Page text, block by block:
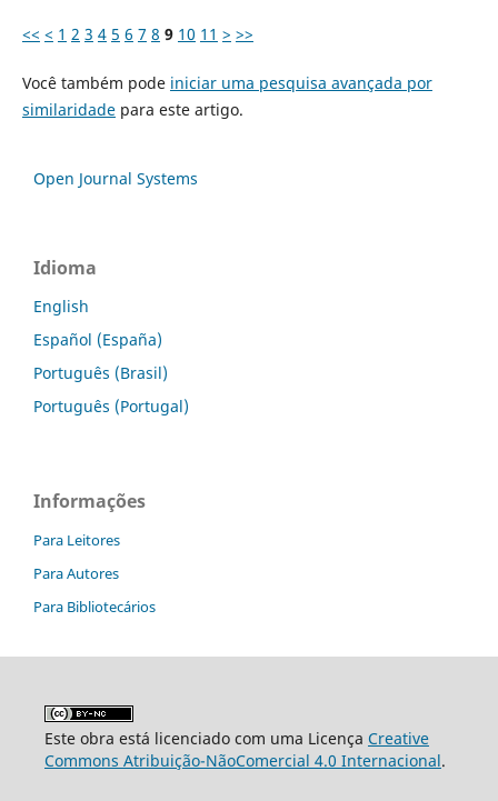
<< < 1 2 3 4 5 6 7 8 9 10 11 > >>
Você também pode iniciar uma pesquisa avançada por
similaridadepara este artigo.
Open Journal Systems
Idioma
English
Español (España)
Português (Brasil)
Português (Portugal)
Informações
Para Leitores
Para Autores
Para Bibliotecários
Este obra está licenciado com uma Licença Creative
Commons Atribuição-NãoComercial 4.0 Internacional.